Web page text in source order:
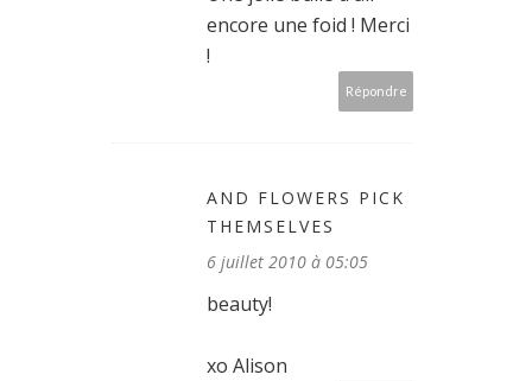
encore une foid ! Merci
!
Répondre
AND FLOWERS PICK
THEMSELVES
6 juillet 2010 à 05:05
beauty!
xo Alison